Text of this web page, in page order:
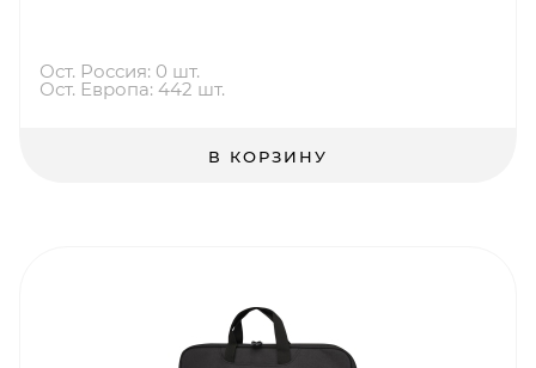
Ост. Россия: 0 шт.
Ост. Европа: 442 шт.
В КОРЗИНУ